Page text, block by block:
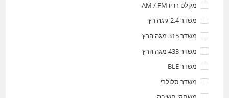
מקלט רדיו AM / FM
משדר 2.4 גיגה רץ
משדר 315 מגה הרץ
משדר 433 מגה הרץ
משדר BLE
משדר סלולרי